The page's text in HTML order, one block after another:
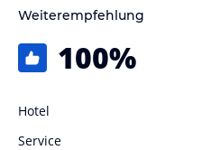
Weiterempfehlung
100%
Hotel
Service